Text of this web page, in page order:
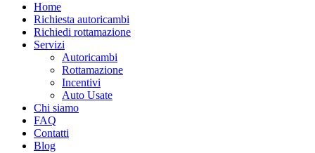
Home
Richiesta autoricambi
Richiedi rottamazione
Servizi
Autoricambi
Rottamazione
Incentivi
Auto Usate
Chi siamo
FAQ
Contatti
Blog